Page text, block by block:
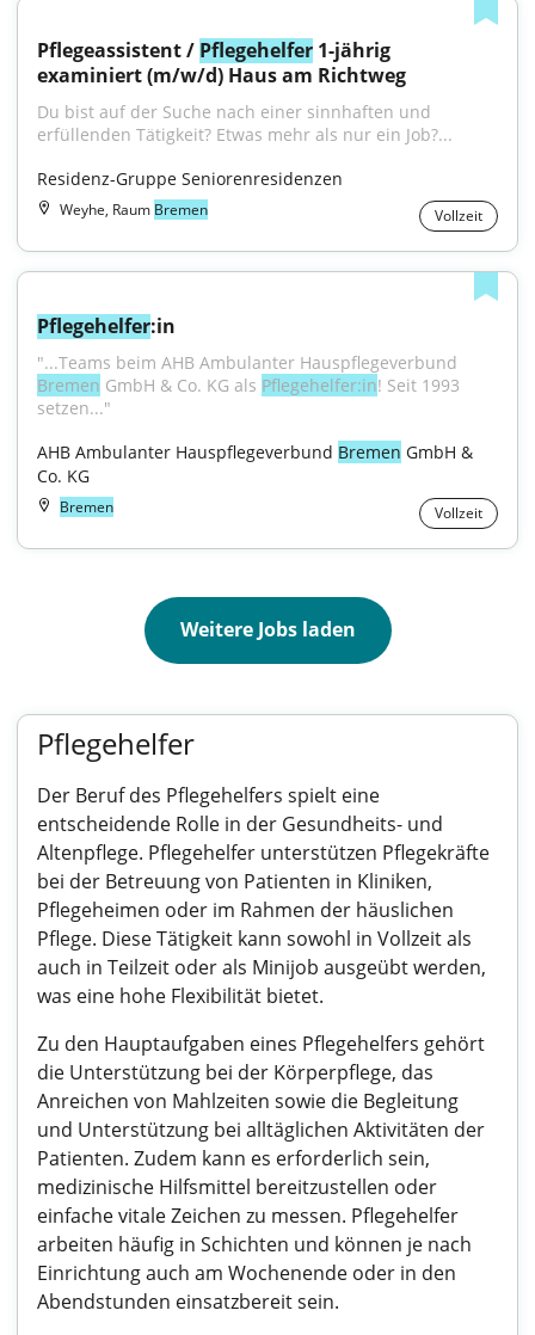
Pflegeassistent / Pflegehelfer 1-jährig
examiniert (m/w/d) Haus am Richtweg
Du bist auf der Suche nach einer sinnhaften und
erfüllenden Tätigkeit? Etwas mehr als nur ein Job?...
Residenz-Gruppe Seniorenresidenzen
Weyhe, Raum Bremen Vollzeit
Pflegehelfer:in
Bremen GmbH & Co. KG als Pflegehelfer:in! Seit 1993
setzen..."
AHB Ambulanter Hauspflegeverbund Bremen GmbH &
Co. KG
Bremen Vollzeit
Weitere Jobs laden
Pflegehelfer
Der Beruf des Pflegehelfers spielt eine
entscheidende Rolle in der Gesundheits- und
Altenpflege. Pflegehelfer unterstützen Pflegekräfte
bei der Betreuung von Patienten in Kliniken,
Pflegeheimen oder im Rahmen der häuslichen
Pflege. Diese Tätigkeit kann sowohl in Vollzeit als
auch in Teilzeit oder als Minijob ausgeübt werden,
was eine hohe Flexibilität bietet.
Zu den Hauptaufgaben eines Pflegehelfers gehört
die Unterstützung bei der Körperpflege, das
Anreichen von Mahlzeiten sowie die Begleitung
und Unterstützung bei alltäglichen Aktivitäten der
Patienten. Zudem kann es erforderlich sein,
medizinische Hilfsmittel bereitzustellen oder
einfache vitale Zeichen zu messen. Pflegehelfer
arbeiten häufig in Schichten und können je nach
Einrichtung auch am Wochenende oder in den
Abendstunden einsatzbereit sein.